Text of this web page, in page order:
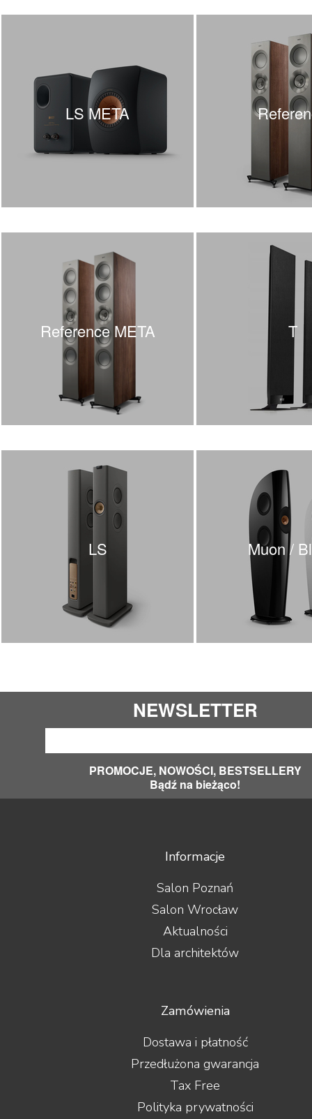
LS META
Reference META T
LS Muon /
NEWSLETTER
PROMOCJE, NOWOŚCI, BESTSELLERY
Bądź na bieżąco!
Informacje
Salon Poznań
Salon Wrocław
Aktualności
Dla architektów
Zamówienia
Dostawa i płatność
Przedłużona gwarancja
Tax Free
Polityka prywatności